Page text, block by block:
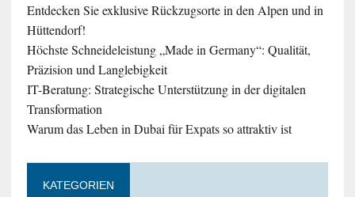
Entdecken Sie exklusive Rückzugsorte in den Alpen und in
Hüttendorf!
Höchste Schneideleistung „Made in Germany“: Qualität,
Präzision und Langlebigkeit
IT-Beratung: Strategische Unterstützung in der digitalen
Transformation
Warum das Leben in Dubai für Expats so attraktiv ist
KATEGORIEN